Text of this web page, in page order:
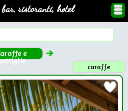
ristoranti, hotel
e
caraffe